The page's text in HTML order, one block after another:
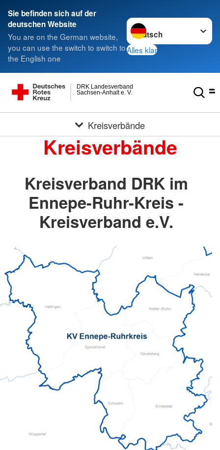
Sie befinden sich auf der
deutschen Website
You are on the German website,
you can use the switch to switch to
the English one
Sprache wechseln zu
Alles klar
Sachsen-Anhalt e. V.
DRK Landesverband
Kreisverbände
Kreisverbände
Kreisverband DRK im
Ennepe-Ruhr-Kreis -
Kreisverband e.V.